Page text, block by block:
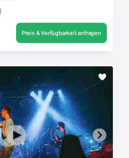
Preis & Verfügbarkeit anfragen